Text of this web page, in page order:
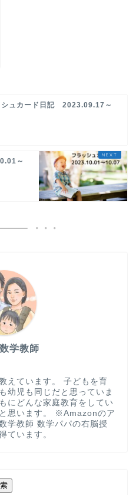
シュカード日記 2023.09.17～
～
学教師
えています。 子どもを育
幼児も同じだと思っていま
にどんな家庭教育をしてい
思います。 ※Amazonのア
学教師 数学パパの右脳授
ています。